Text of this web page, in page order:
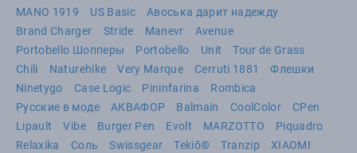
MANO 1919
US Basic
Авоська дарит надежду
Brand Charger
Stride Manevr
Avenue
Portobello Шопперы
Portobello Unit
Tour de Grass
Chili
Naturehike Very Marque Cerruti 1881
Флешки
Ninetygo
Case Logic Pininfarina
Rombica
Русские в моде
АКВАФОР Balmain CoolColor
CPen
Lipault
Vibe Burger Pen Evolt MARZOTTO
Piquadro
Relaxika
Соль Swissgear Tekiō® Tranzip
XIAOMI